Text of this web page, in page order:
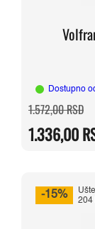
Dostupno
1.572,00RSD
1.336,00
-15%
204